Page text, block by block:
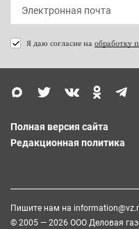
Я даю согласие на обработку
Полная версия сайта
Редакционная политика
Пишите нам на
© 2005 — 2026 ООО Деловая